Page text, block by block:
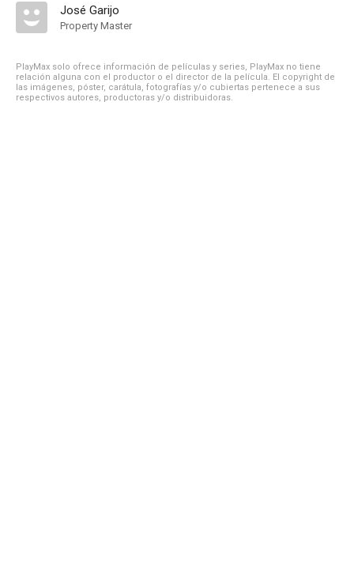
José Garijo
Property Master
PlayMax solo ofrece información de películas y series, PlayMax no tiene
relación alguna con el productor o el director de la película. El copyright de
las imágenes, póster, carátula, fotografías y/o cubiertas pertenece a sus
respectivos autores, productoras y/o distribuidoras.